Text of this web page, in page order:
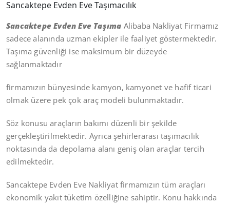
Sancaktepe Evden Eve Taşımacılık
Sancaktepe Evden Eve Taşıma Alibaba Nakliyat Firmamız
sadece alanında uzman ekipler ile faaliyet göstermektedir.
Taşıma güvenliği ise maksimum bir düzeyde
sağlanmaktadır
firmamızın bünyesinde kamyon, kamyonet ve hafif ticari
olmak üzere pek çok araç modeli bulunmaktadır.
Söz konusu araçların bakımı düzenli bir şekilde
gerçekleştirilmektedir. Ayrıca şehirlerarası taşımacılık
noktasında da depolama alanı geniş olan araçlar tercih
edilmektedir.
Sancaktepe Evden Eve Nakliyat firmamızın tüm araçları
ekonomik yakıt tüketim özelliğine sahiptir. Konu hakkında